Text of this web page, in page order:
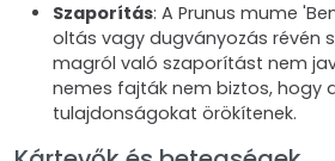
Szaporítás: A Prunus mume
oltás vagy dugványozás révén
magról való szaporítást nem
nemes fajták nem biztos, hogy
tulajdonságokat örökítenek.